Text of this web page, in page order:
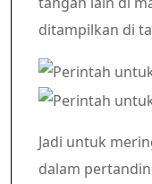
ditampilkan di
Jadi untuk
dalam